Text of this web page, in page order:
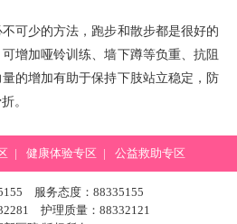
可少的方法，跑步和散步都是很好的
增加哑铃训练、墙下蹲等负重、抗阻
的增加有助于保持下肢站立稳定，防
。
| 健康体验专区 | 公益救助专区
服务态度：88335155
护理质量：88332121